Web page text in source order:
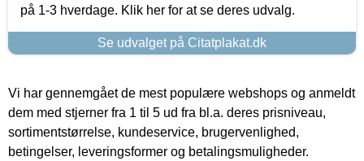
på 1-3 hverdage. Klik her for at se deres udvalg.
Se udvalget på Citatplakat.dk
Vi har gennemgået de mest populære webshops og anmeldt
dem med stjerner fra 1 til 5 ud fra bl.a. deres prisniveau,
sortimentstørrelse, kundeservice, brugervenlighed,
betingelser, leveringsformer og betalingsmuligheder.